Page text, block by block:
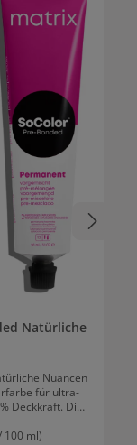
Natürliche
Nuancen
für ultra-
Deckkraft. Die
angenehme
100 ml)